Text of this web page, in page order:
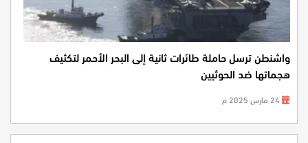
واشنطن ترسل حاملة طائرات ثانية إلى البحر الأحمر لتكثيف
هجماتها ضد الحوثيين